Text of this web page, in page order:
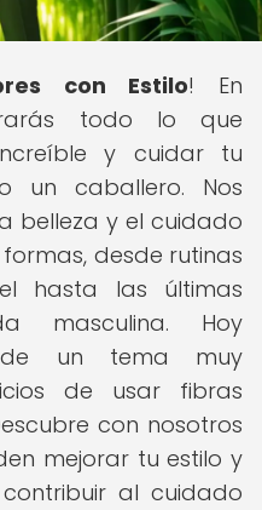
con Estilo! En
todo lo que
y cuidar tu
un caballero. Nos
belleza y el cuidado
desde rutinas
hasta las últimas
masculina. Hoy
de un tema muy
de usar fibras
con nosotros
mejorar tu estilo y
al cuidado